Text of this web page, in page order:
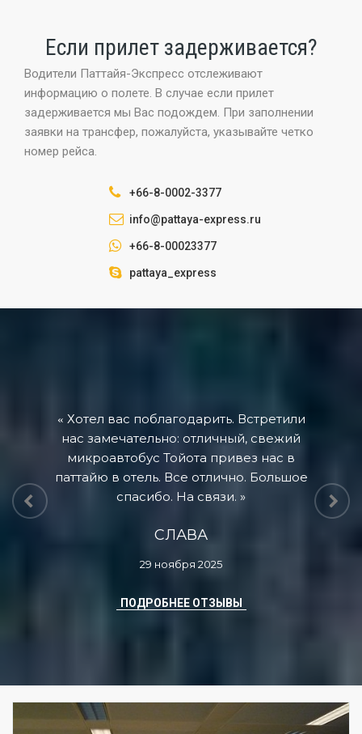
Если прилет задерживается?
Водители Паттайя-Экспресс отслеживают
информацию о полете. В случае если прилет
задерживается мы Вас подождем. При заполнении
заявки на трансфер, пожалуйста, указывайте четко
номер рейса.
+66-8-0002-3377
info@pattaya-express.ru
+66-8-00023377
pattaya_express
Хотел вас поблагодарить. Встретили
нас замечательно: отличный, свежий
микроавтобус Тойота привез нас в
паттайю в отель. Все отлично. Большое
спасибо. На связи.
СЛАВА
29 ноября 2025
ПОДРОБНЕЕ ОТЗЫВЫ